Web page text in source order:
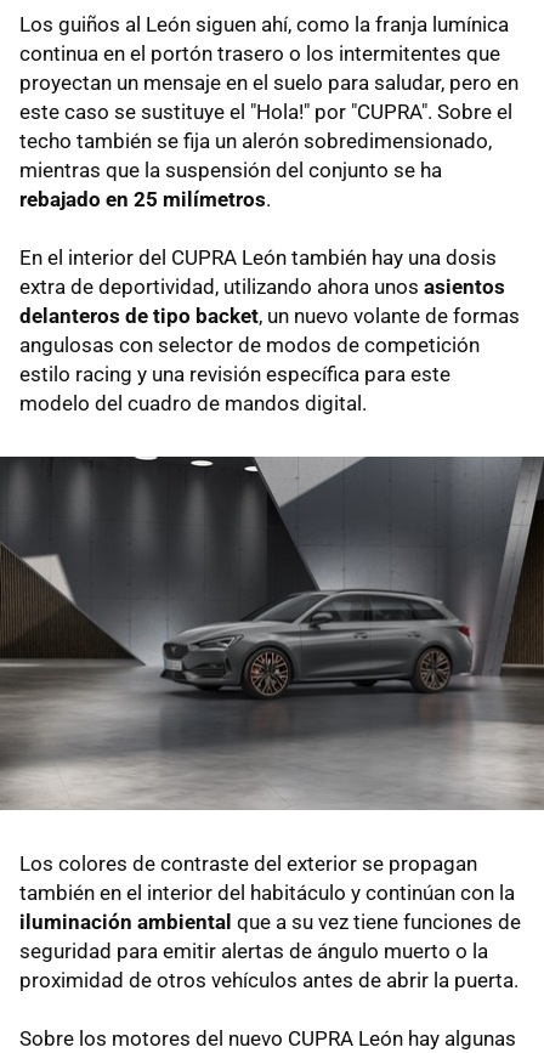
Los guiños al León siguen ahí, como la franja lumínica
continua en el portón trasero o los intermitentes que
proyectan un mensaje en el suelo para saludar, pero en
este caso se sustituye el "Hola!" por "CUPRA". Sobre el
techo también se fija un alerón sobredimensionado,
mientras que la suspensión del conjunto se ha
rebajado en 25 milímetros.
En el interior del CUPRA León también hay una dosis
extra de deportividad, utilizando ahora unos asientos
delanteros de tipo backet, un nuevo volante de formas
angulosas con selector de modos de competición
estilo racing y una revisión específica para este
modelo del cuadro de mandos digital.
Los colores de contraste del exterior se propagan
también en el interior del habitáculo y continúan con la
iluminación ambiental que a su vez tiene funciones de
seguridad para emitir alertas de ángulo muerto o la
proximidad de otros vehículos antes de abrir la puerta.
Sobre los motores del nuevo CUPRA León hay algunas